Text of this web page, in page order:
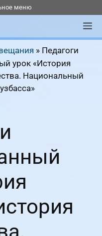
меню
» Педагоги
урок «История
Национальный